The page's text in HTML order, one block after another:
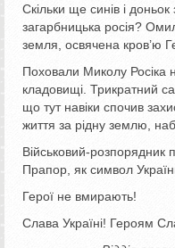
Скільки ще синів і
загарбницька росія?
земля, освячена кров’ю
Поховали Миколу Росіка
кладовищі. Трикратний
що тут навіки спочив
життя за рідну землю,
Військовий-розпорядник
Прапор, як символ
Герої не вмирають!
Слава Україні! Героям